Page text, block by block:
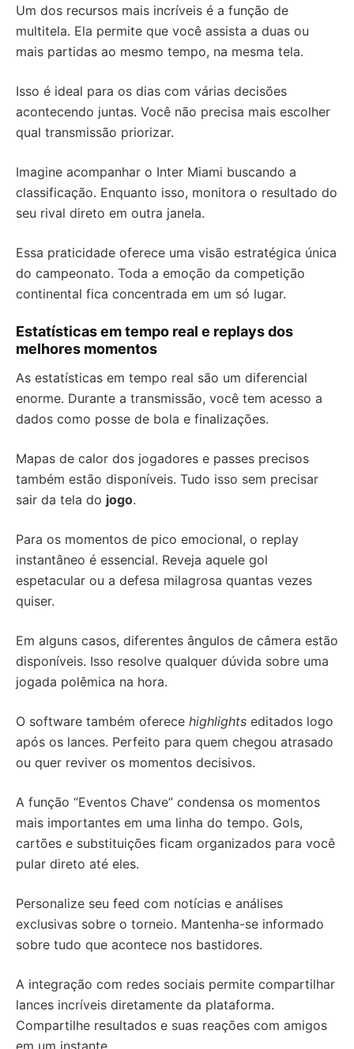
Um dos recursos mais incríveis é a função de
multitela. Ela permite que você assista a duas ou
mais partidas ao mesmo tempo, na mesma tela.
Isso é ideal para os dias com várias decisões
acontecendo juntas. Você não precisa mais escolher
qual transmissão priorizar.
Imagine acompanhar o Inter Miami buscando a
classificação. Enquanto isso, monitora o resultado do
seu rival direto em outra janela.
Essa praticidade oferece uma visão estratégica única
do campeonato. Toda a emoção da competição
continental fica concentrada em um só lugar.
Estatísticas em tempo real e replays dos
melhores momentos
As estatísticas em tempo real são um diferencial
enorme. Durante a transmissão, você tem acesso a
dados como posse de bola e finalizações.
Mapas de calor dos jogadores e passes precisos
também estão disponíveis. Tudo isso sem precisar
sair da tela do jogo.
Para os momentos de pico emocional, o replay
instantâneo é essencial. Reveja aquele gol
espetacular ou a defesa milagrosa quantas vezes
quiser.
Em alguns casos, diferentes ângulos de câmera estão
disponíveis. Isso resolve qualquer dúvida sobre uma
jogada polêmica na hora.
O software também oferece highlights editados logo
após os lances. Perfeito para quem chegou atrasado
ou quer reviver os momentos decisivos.
A função “Eventos Chave” condensa os momentos
mais importantes em uma linha do tempo. Gols,
cartões e substituições ficam organizados para você
pular direto até eles.
Personalize seu feed com notícias e análises
exclusivas sobre o torneio. Mantenha-se informado
sobre tudo que acontece nos bastidores.
A integração com redes sociais permite compartilhar
lances incríveis diretamente da plataforma.
Compartilhe resultados e suas reações com amigos
em um instante.